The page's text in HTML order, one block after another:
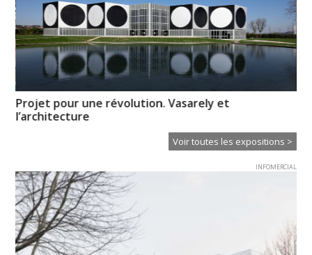
Projet pour une révolution. Vasarely et
l’architecture
Voir toutes les expositions >
INFOMERCIAL